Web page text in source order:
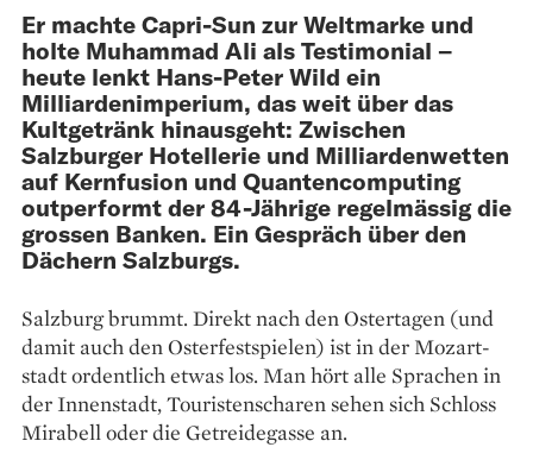
Er machte Capri-Sun zur Weltmarke und
holte Muhammad Ali als Testimonial –
heute lenkt Hans-Peter Wild ein
Milliardenimperium, das weit über das
Kultgetränk hinausgeht: Zwischen
Salzburger Hotellerie und Milliarden­wetten
auf Kernfusion und Quantencomputing
outperformt der 84-Jährige regelmässig die
grossen Banken. Ein Gespräch über den
Dächern Salzburgs.
Salzburg brummt. Direkt nach den Ostertagen (und
damit auch den Osterfestspielen) ist in der Mozart­
stadt ordentlich etwas los. Man hört alle Sprachen in
der Innenstadt, Touristenscharen sehen sich Schloss
Mirabell oder die Getreidegasse an.